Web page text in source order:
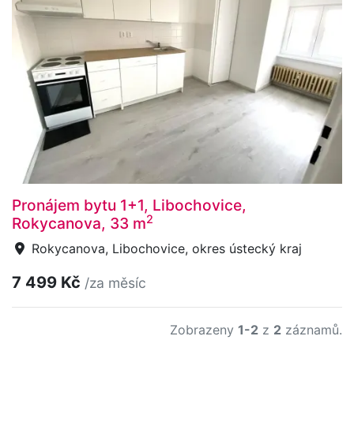
Pronájem bytu 1+1, Libochovice,
Rokycanova, 33 m2
Rokycanova, Libochovice, okres ústecký kraj
7 499 Kč /za měsíc
Zobrazeny 1-2 z 2 záznamů.